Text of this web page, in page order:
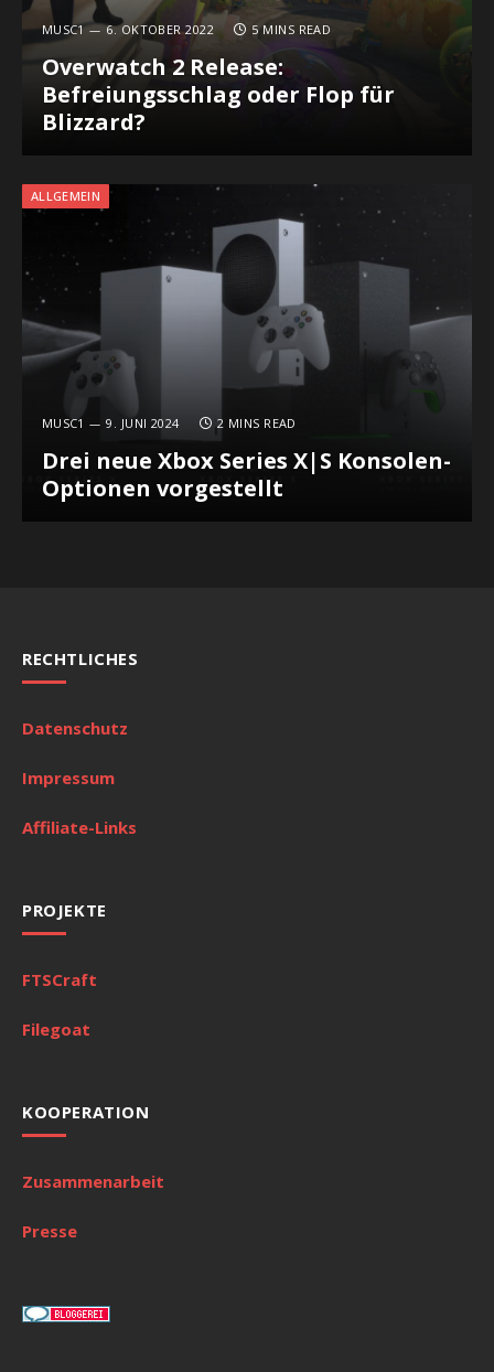
MUSC1 6. OKTOBER 2022 5 MINS READ
Overwatch 2 Release:
Befreiungsschlag oder Flop für
Blizzard?
ALLGEMEIN
MUSC1 9. JUNI 2024 2 MINS READ
Drei neue Xbox Series X|S Konsolen-
Optionen vorgestellt
RECHTLICHES
Datenschutz
Impressum
Affiliate-Links
PROJEKTE
FTSCraft
Filegoat
KOOPERATION
Zusammenarbeit
Presse